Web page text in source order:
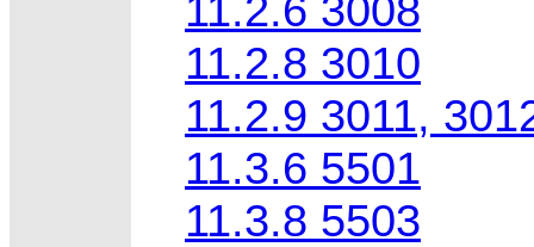
11.2.8 3010
11.2.9 3011,
11.3.6 5501
11.3.8 5503